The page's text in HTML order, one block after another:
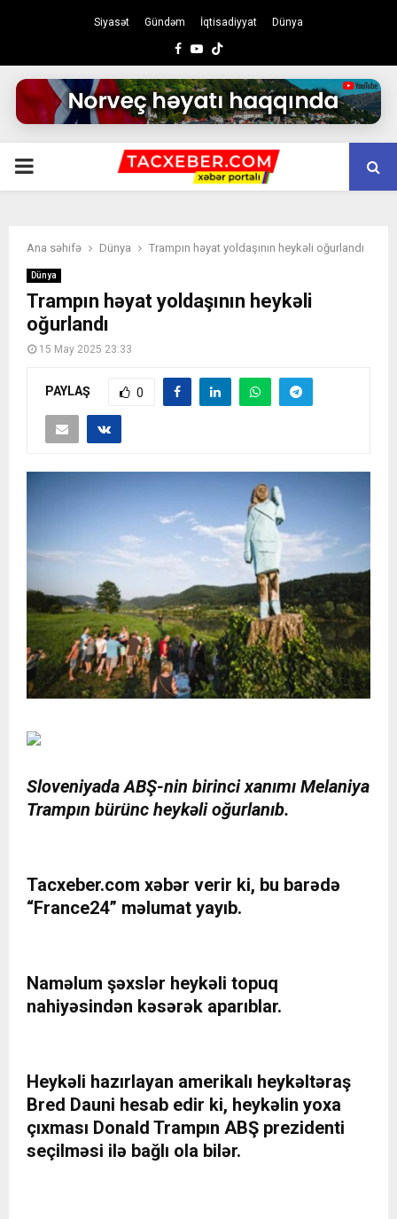
Siyasət Gündəm İqtisadiyyat Dünya
Facebook
Youtube
PRIMARY
Ana səhifə Dünya Trampın həyat yoldaşının heykəli oğurlandı
Dünya
Trampın həyat yoldaşının heykəli
oğurlandı
15 May 2025 23:33
PAYLAŞ 0
Sloveniyada ABŞ-nin birinci xanımı Melaniya
Trampın bürünc heykəli oğurlanıb.
Tacxeber.com xəbər verir ki, bu barədə
“France24” məlumat yayıb.
Naməlum şəxslər heykəli topuq
nahiyəsindən kəsərək aparıblar.
Heykəli hazırlayan amerikalı heykəltəraş
Bred Dauni hesab edir ki, heykəlin yoxa
çıxması Donald Trampın ABŞ prezidenti
seçilməsi ilə bağlı ola bilər.